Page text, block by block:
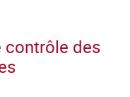
contrôle des